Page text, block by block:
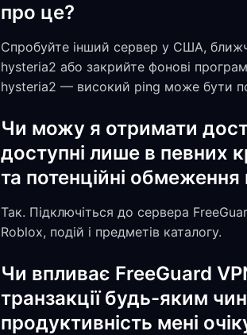
про це?
Спробуйте інший сервер у США,
hysteria2 або закрийте фонові
hysteria2 — високий ping може бути
Чи можу я отримати
доступні лише в певних
та потенційні
Так. Підключіться до сервера
Roblox, подій і предметів каталогу.
Чи впливає FreeGuard
транзакції будь-яким
продуктивність мені